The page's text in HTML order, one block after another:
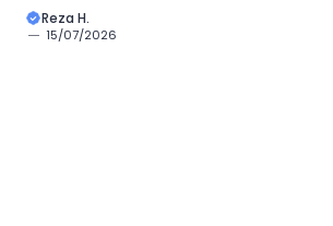
Reza H.
15/07/2026